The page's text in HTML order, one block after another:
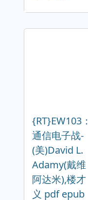
{RT}EW103：
通信电子战-
(美)David L.
Adamy(戴维
阿达米),楼才
义 pdf epub